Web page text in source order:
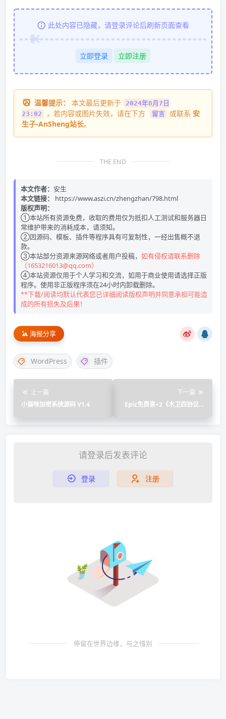
此处内容已隐藏，请登录评论后刷新页面查看
立即登录 立即注册
温馨提示： 本文最后更新于
2024年8月7日
23:02
，若内容或图片失效，请在下方 留言 或联系 安
生子-AnSheng站长。
THE END
本文作者： 安生
本文链接：
https://www.aszi.cn/zhengzhan/798.html
版权声明：
①本站所有资源免费，收取的费用仅为抵扣人工测试和服务器日
常维护带来的消耗成本，请须知。
②因源码、模板、插件等程序具有可复制性，一经出售概不退
款。
③本站部分资源来源网络或者用户投稿， 如有侵权请联系删除
（1653216013@qq.com）
④本站资源仅用于个人学习和交流，如用于商业使用请选择正版
程序。使用非正版程序须在24小时内卸载删除。
**下载/阅读均默认代表您已详细阅读版权声明并同意承担可能造
成的所有损失及后果！
海报分享
WordPress 插件
上一篇
小猫咪加密系统源码 V1.4
下一篇
Epic免费喜+2《木卫四协议》
请登录后发表评论
登录 注册
停留在世界边缘，与之惜别